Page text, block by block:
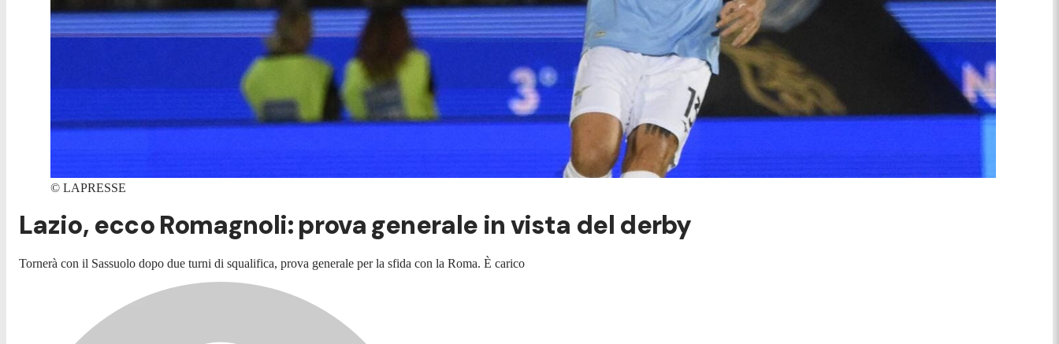
© LAPRESSE
Lazio, ecco Romagnoli: prova generale in vista del derby
Tornerà con il Sassuolo dopo due turni di squalifica, prova generale per la sfida con la Roma. È carico